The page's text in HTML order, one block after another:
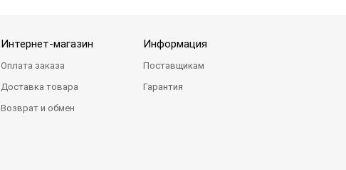
Интернет-магазин
Оплата заказа
Доставка товара
Возврат и обмен
Информация
Поставщикам
Гарантия